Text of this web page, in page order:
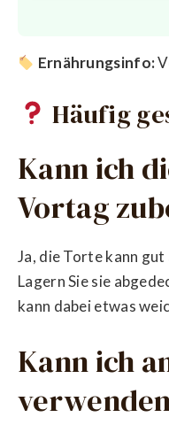
Ernährungsinfo:
Häufig
Kann ich
Vortag
Ja, die Torte kann
Lagern Sie sie
kann dabei etwas
Kann ich